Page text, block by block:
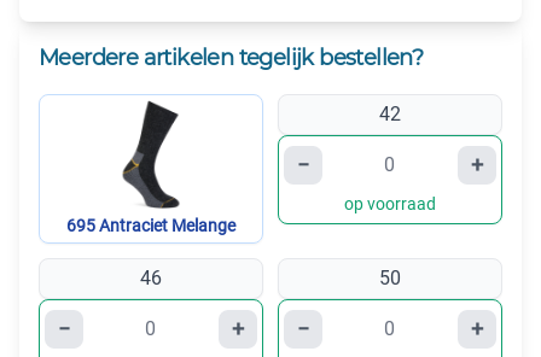
Meerdere artikelen tegelijk bestellen?
695 Antraciet Melange
42
− +
op voorraad
46
− +
50
− +